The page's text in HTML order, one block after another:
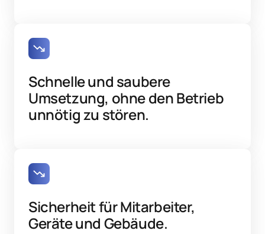
Schnelle und saubere
Umsetzung, ohne den Betrieb
unnötig zu stören.
Sicherheit für Mitarbeiter,
Geräte und Gebäude.